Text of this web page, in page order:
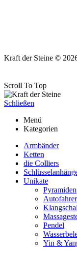
Kraft der Steine ©
Scroll To Top
Schließen
Menü
Kategorien
Armbänder
Ketten
die Colliers
Unikate
Pyramiden
Pendel
Yin &